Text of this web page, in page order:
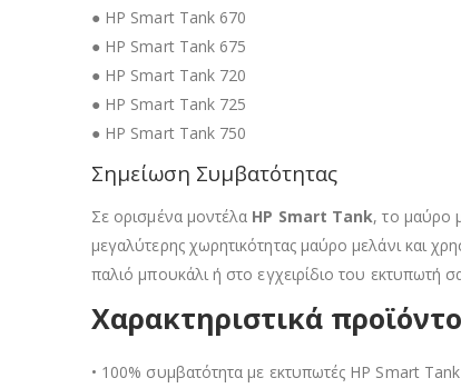
● HP Smart Tank 670
● HP Smart Tank 675
● HP Smart Tank 720
● HP Smart Tank 725
● HP Smart Tank 750
Σημείωση Συμβατότητας
Σε ορισμένα μοντέλα HP Smart Tank, το μαύρο
μεγαλύτερης χωρητικότητας μαύρο μελάνι και
παλιό μπουκάλι ή στο εγχειρίδιο του εκτυπωτή
Χαρακτηριστικά
• 100% συμβατότητα με εκτυπωτές HP Smart